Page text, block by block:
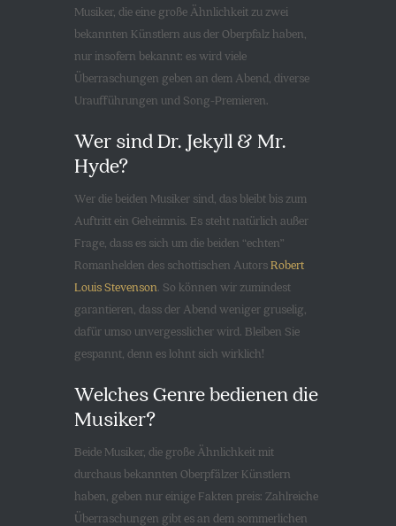
Musiker, die eine große Ähnlichkeit zu zwei
bekannten Künstlern aus der Oberpfalz haben,
nur insofern bekannt: es wird viele
Überraschungen geben an dem Abend, diverse
Uraufführungen und Song-Premieren.
Wer sind Dr. Jekyll & Mr.
Hyde?
Wer die beiden Musiker sind, das bleibt bis zum
Auftritt ein Geheimnis. Es steht natürlich außer
Frage, dass es sich um die beiden “echten”
Romanhelden des schottischen AutorsRobert
Louis Stevenson. So können wir zumindest
garantieren, dass der Abend weniger gruselig,
dafür umso unvergesslicher wird. Bleiben Sie
gespannt, denn es lohnt sich wirklich!
Welches Genre bedienen die
Musiker?
Beide Musiker, die große Ähnlichkeit mit
durchaus bekannten Oberpfälzer Künstlern
haben, geben nur einige Fakten preis: Zahlreiche
Überraschungen gibt es an dem sommerlichen